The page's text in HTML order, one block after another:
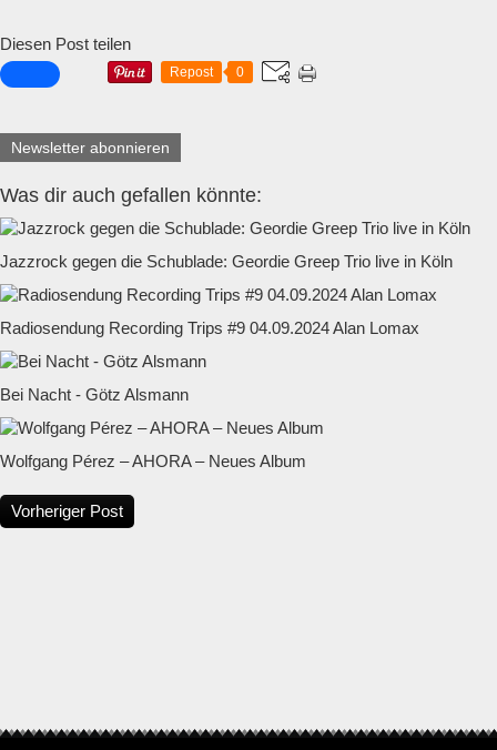
Diesen Post teilen
Repost 0
Newsletter abonnieren
Was dir auch gefallen könnte:
Jazzrock gegen die Schublade: Geordie Greep Trio live in Köln
Radiosendung Recording Trips #9 04.09.2024 Alan Lomax
Bei Nacht - Götz Alsmann
Wolfgang Pérez – AHORA – Neues Album
Vorheriger Post